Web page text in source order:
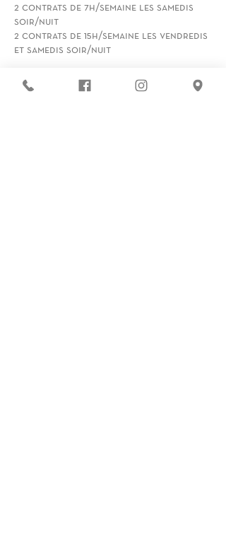
2 contrats de 7h/semaine les samedis
soir/nuit
2 contrats de 15h/semaine les vendredis
et samedis soir/nuit
Rémunération au SMIC horaire